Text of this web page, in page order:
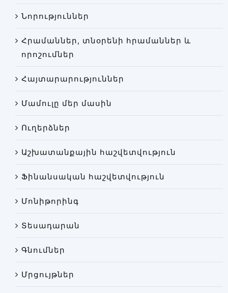
Գրադարան
Նորություններ
Հրամաններ, տնօրենի հրամաններ և
որոշումներ
Հայտարարություններ
Մամուլը մեր մասին
Ուղերձներ
Աշխատանքային հաշվետվություն
Ֆինանսական հաշվետվություն
Մոնիթորինգ
Տեսադարան
Գնումներ
Մրցույթներ